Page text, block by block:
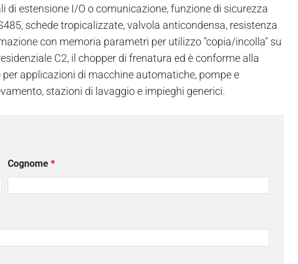
di estensione I/O o comunicazione, funzione di sicurezza
schede tropicalizzate, valvola anticondensa, resistenza
con memoria parametri per utilizzo "copia/incolla" su
C2, il chopper di frenatura ed è conforme alla
applicazioni di macchine automatiche, pompe e
stazioni di lavaggio e impieghi generici.
Cognome *